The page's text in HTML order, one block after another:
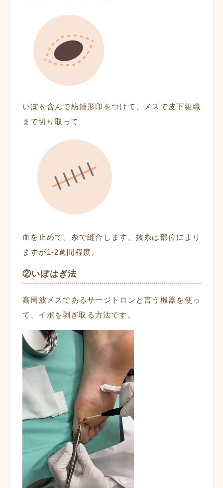
いぼを含んで紡錘形印をつけて、メスで皮下組織
まで切り取って
血を止めて、糸で縫合します。抜糸は部位により
ますが1-2週間程度。
②いぼはぎ法
高周波メスであるサージトロンと言う機器を使っ
て、イボを剥ぎ取る方法です。